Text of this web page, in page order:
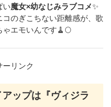
い魔女×幼なじみラブコメ✨
のぎこちない距離感が、歌
エモいんです🧹🌕
ーリンク
ップは『ヴィジラ